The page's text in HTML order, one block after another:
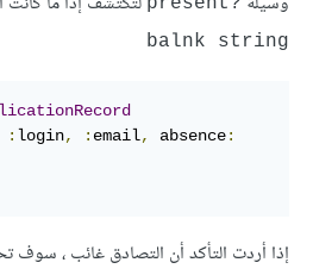
balnk string
: login, : email, absence:
إذا أردت التأكد أن التصادق غائب ، سوف